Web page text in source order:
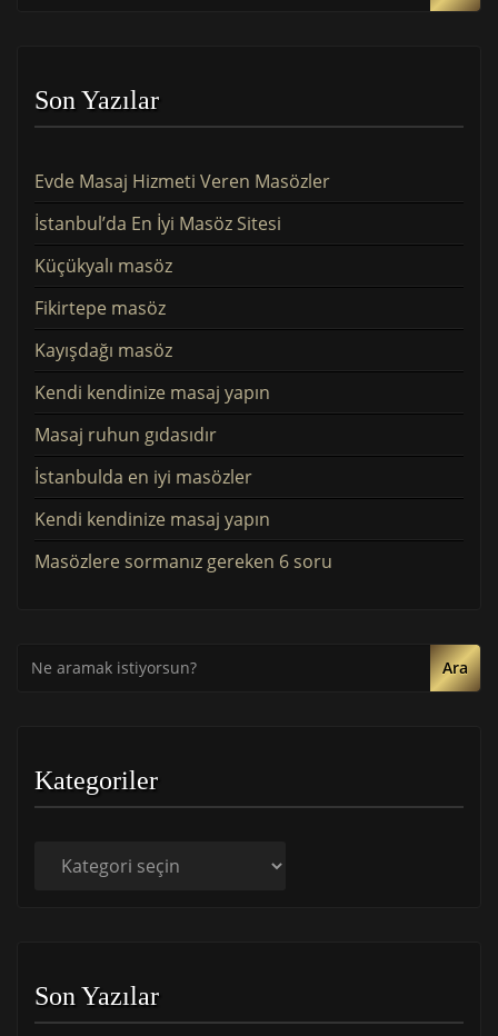
Son Yazılar
Evde Masaj Hizmeti Veren Masözler
İstanbul’da En İyi Masöz Sitesi
Küçükyalı masöz
Fikirtepe masöz
Kayışdağı masöz
Kendi kendinize masaj yapın
Masaj ruhun gıdasıdır
İstanbulda en iyi masözler
Kendi kendinize masaj yapın
Masözlere sormanız gereken 6 soru
Ara
Kategoriler
Son Yazılar